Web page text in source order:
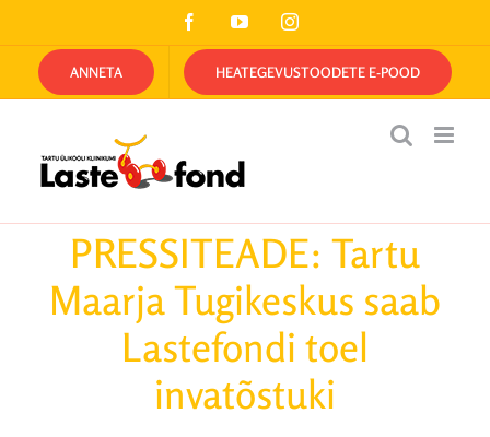
to
content
FacebookYouTubeInstagram
ANNETA HEATEGEVUSTOODETE E-POOD
PRESSITEADE: Tartu
Maarja Tugikeskus saab
Lastefondi toel
invatõstuki